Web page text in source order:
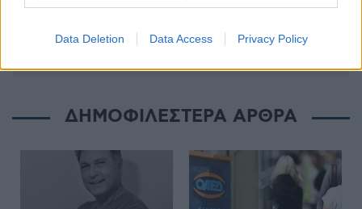
Data Deletion Data Access Privacy Policy
ΔΗΜΟΦΙΛΕΣΤΕΡΑ ΑΡΘΡΑ